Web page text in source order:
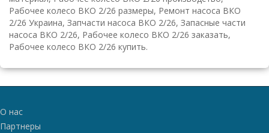
Рабочее колесо ВКО 2/26 размеры, Ремонт насоса ВКО
2/26 Украина, Запчасти насоса ВКО 2/26, Запасные части
насоса ВКО 2/26, Рабочее колесо ВКО 2/26 заказать,
Рабочее колесо ВКО 2/26 купить.
О нас
Партнеры